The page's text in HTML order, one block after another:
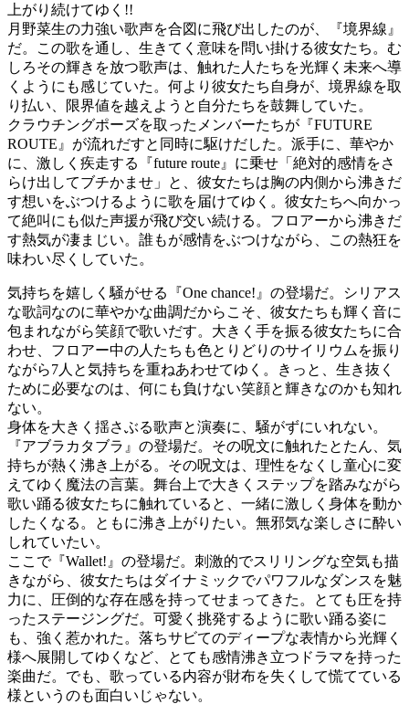
上がり続けてゆく!!
月野菜生の力強い歌声を合図に飛び出したのが、『境界線』
だ。この歌を通し、生きてく意味を問い掛ける彼女たち。む
しろその輝きを放つ歌声は、触れた人たちを光輝く未来へ導
くようにも感じていた。何より彼女たち自身が、境界線を取
り払い、限界値を越えようと自分たちを鼓舞していた。
クラウチングポーズを取ったメンバーたちが『FUTURE
ROUTE』が流れだすと同時に駆けだした。派手に、華やか
に、激しく疾走する『future route』に乗せ「絶対的感情をさ
らけ出してブチかませ」と、彼女たちは胸の内側から沸きだ
す想いをぶつけるように歌を届けてゆく。彼女たちへ向かっ
て絶叫にも似た声援が飛び交い続ける。フロアーから沸きだ
す熱気が凄まじい。誰もが感情をぶつけながら、この熱狂を
味わい尽くしていた。
気持ちを嬉しく騒がせる『One chance!』の登場だ。シリアス
な歌詞なのに華やかな曲調だからこそ、彼女たちも輝く音に
包まれながら笑顔で歌いだす。大きく手を振る彼女たちに合
わせ、フロアー中の人たちも色とりどりのサイリウムを振り
ながら7人と気持ちを重ねあわせてゆく。きっと、生き抜く
ために必要なのは、何にも負けない笑顔と輝きなのかも知れ
ない。
身体を大きく揺さぶる歌声と演奏に、騒がずにいれない。
『アブラカタブラ』の登場だ。その呪文に触れたとたん、気
持ちが熱く沸き上がる。その呪文は、理性をなくし童心に変
えてゆく魔法の言葉。舞台上で大きくステップを踏みながら
歌い踊る彼女たちに触れていると、一緒に激しく身体を動か
したくなる。ともに沸き上がりたい。無邪気な楽しさに酔い
しれていたい。
ここで『Wallet!』の登場だ。刺激的でスリリングな空気も描
きながら、彼女たちはダイナミックでパワフルなダンスを魅
力に、圧倒的な存在感を持ってせまってきた。とても圧を持
ったステージングだ。可愛く挑発するように歌い踊る姿に
も、強く惹かれた。落ちサビてのディープな表情から光輝く
様へ展開してゆくなど、とても感情沸き立つドラマを持った
楽曲だ。でも、歌っている内容が財布を失くして慌てている
様というのも面白いじゃない。